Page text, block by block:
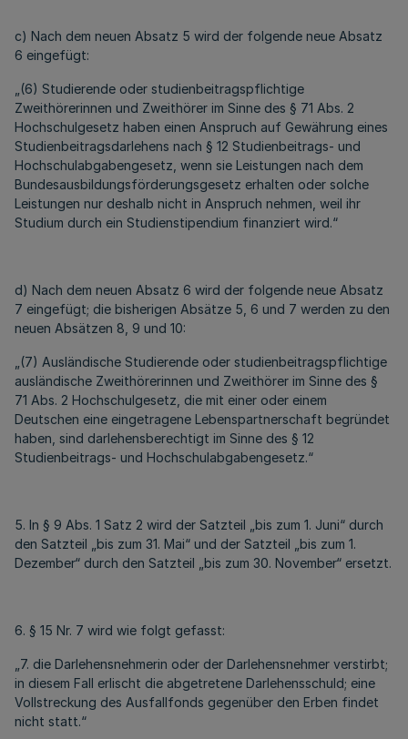
c) Nach dem neuen Absatz 5 wird der folgende neue Absatz
6 eingefügt:
„(6) Studierende oder studienbeitragspflichtige
Zweithörerinnen und Zweithörer im Sinne des § 71 Abs. 2
Hochschulgesetz haben einen Anspruch auf Gewährung eines
Studienbeitragsdarlehens nach § 12 Studienbeitrags- und
Hochschulabgabengesetz, wenn sie Leistungen nach dem
Bundesausbildungsförderungsgesetz erhalten oder solche
Leistungen nur deshalb nicht in Anspruch nehmen, weil ihr
Studium durch ein Studienstipendium finanziert wird.“
d) Nach dem neuen Absatz 6 wird der folgende neue Absatz
7 eingefügt; die bisherigen Absätze 5, 6 und 7 werden zu den
neuen Absätzen 8, 9 und 10:
„(7) Ausländische Studierende oder studienbeitragspflichtige
ausländische Zweithörerinnen und Zweithörer im Sinne des §
71 Abs. 2 Hochschulgesetz, die mit einer oder einem
Deutschen eine eingetragene Lebenspartnerschaft begründet
haben, sind darlehensberechtigt im Sinne des § 12
Studienbeitrags- und Hochschulabgabengesetz.“
5. In § 9 Abs. 1 Satz 2 wird der Satzteil „bis zum 1. Juni“ durch
den Satzteil „bis zum 31. Mai“ und der Satzteil „bis zum 1.
Dezember“ durch den Satzteil „bis zum 30. November“ ersetzt.
6. § 15 Nr. 7 wird wie folgt gefasst:
„7. die Darlehensnehmerin oder der Darlehensnehmer verstirbt;
in diesem Fall erlischt die abgetretene Darlehensschuld; eine
Vollstreckung des Ausfallfonds gegenüber den Erben findet
nicht statt.“